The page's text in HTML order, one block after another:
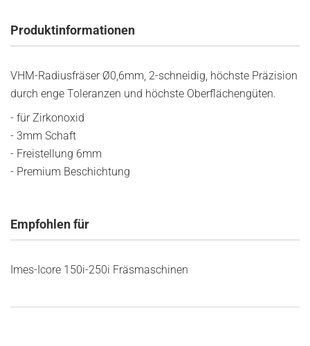
Produktinformationen
VHM-Radiusfräser Ø0,6mm, 2-schneidig, höchste Präzision
durch enge Toleranzen und höchste Oberflächengüten.
- für Zirkonoxid
- 3mm Schaft
- Freistellung 6mm
- Premium Beschichtung
Empfohlen für
Imes-Icore 150i-250i Fräsmaschinen